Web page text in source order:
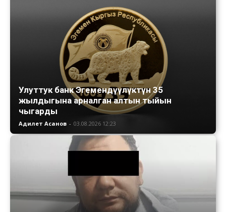
Улуттук банк Эгемендүүлүктүн 35
жылдыгына арналган алтын тыйын
чыгарды
Адилет Асанов - 03.08.2026 12:23